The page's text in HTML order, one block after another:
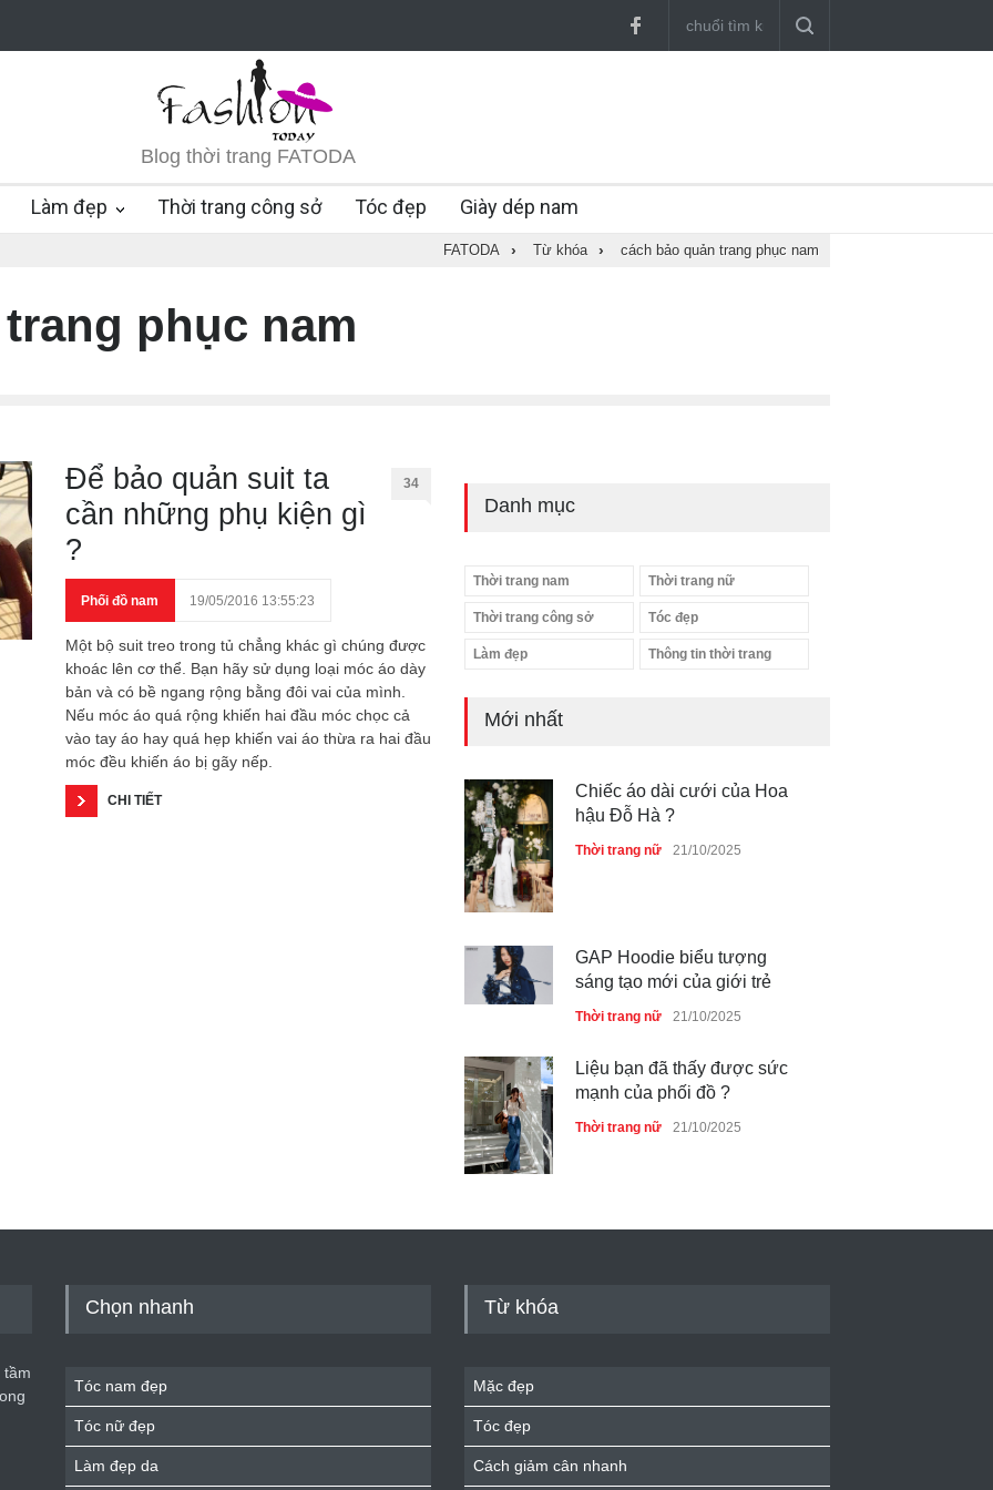
Blog thời trang FATODA
Làm đẹp Thời trang công sở Tóc đẹp Giày dép nam
FATODA › Từ khóa › cách bảo quản trang phục nam
phục nam
Để bảo quản suit ta
cần những phụ kiện gì
?
34
Phối đồ nam 19/05/2016 13:55:23
Một bộ suit treo trong tủ chẳng khác gì chúng được
khoác lên cơ thể. Bạn hãy sử dụng loại móc áo dày
bản và có bề ngang rộng bằng đôi vai của mình.
Nếu móc áo quá rộng khiến hai đầu móc chọc cả
vào tay áo hay quá hẹp khiến vai áo thừa ra hai đầu
móc đều khiến áo bị gãy nếp.
CHI TIẾT
Danh mục
Thời trang nam Thời trang nữ
Thời trang công sở Tóc đẹp
Làm đẹp Thông tin thời trang
Mới nhất
Chiếc áo dài cưới của Hoa
hậu Đỗ Hà ?
Thời trang nữ 21/10/2025
GAP Hoodie biểu tượng
sáng tạo mới của giới trẻ
Thời trang nữ 21/10/2025
Liệu bạn đã thấy được sức
mạnh của phối đồ ?
Thời trang nữ 21/10/2025
nữ 40+
Thời trang nữ 21/10/2025
tầm
Chọn nhanh
Tóc nam đẹp
Tóc nữ đẹp
Làm đẹp da
Từ khóa
Mặc đẹp
Tóc đẹp
Cách giảm cân nhanh